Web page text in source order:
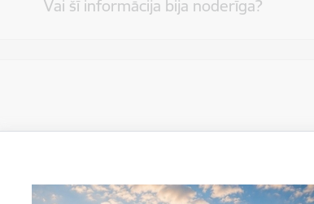
Vai šī informācija bija noderīga?